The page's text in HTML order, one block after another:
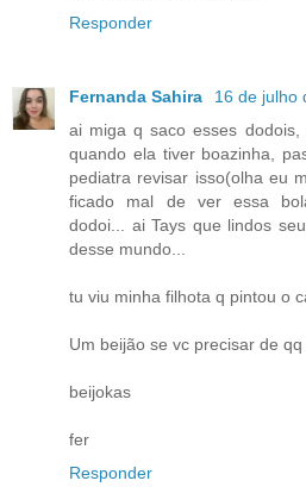
Responder
Fernanda Sahira
16 de julho
ai miga q saco esses
quando ela tiver boazinha,
pediatra revisar isso(olha eu
ficado mal de ver essa
dodoi... ai Tays que lindos
desse mundo...
tu viu minha filhota q pintou o
Um beijão se vc precisar de
beijokas
fer
Responder